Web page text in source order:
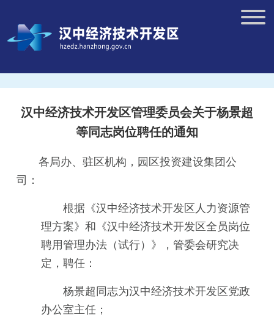
汉中经济技术开发区管理委员会关于杨景超
等同志岗位聘任的通知
各局办、驻区机构，园区投资建设集团公
司：
根据《汉中经济技术开发区人力资源管
理方案》和《汉中经济技术开发区全员岗位
聘用管理办法（试行）》，管委会研究决
定，聘任：
杨景超同志为汉中经济技术开发区党政
办公室主任；